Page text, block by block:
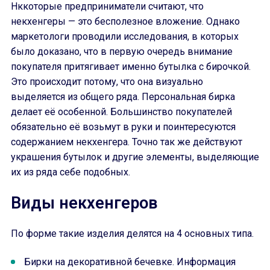
Нккоторые предприниматели считают, что
некхенгеры — это бесполезное вложение. Однако
маркетологи проводили исследования, в которых
было доказано, что в первую очередь внимание
покупателя притягивает именно бутылка с бирочкой.
Это происходит потому, что она визуально
выделяется из общего ряда. Персональная бирка
делает её особенной. Большинство покупателей
обязательно её возьмут в руки и поинтересуются
содержанием некхенгера. Точно так же действуют
украшения бутылок и другие элементы, выделяющие
их из ряда себе подобных.
Виды некхенгеров
По форме такие изделия делятся на 4 основных типа.
Бирки на декоративной бечевке. Информация